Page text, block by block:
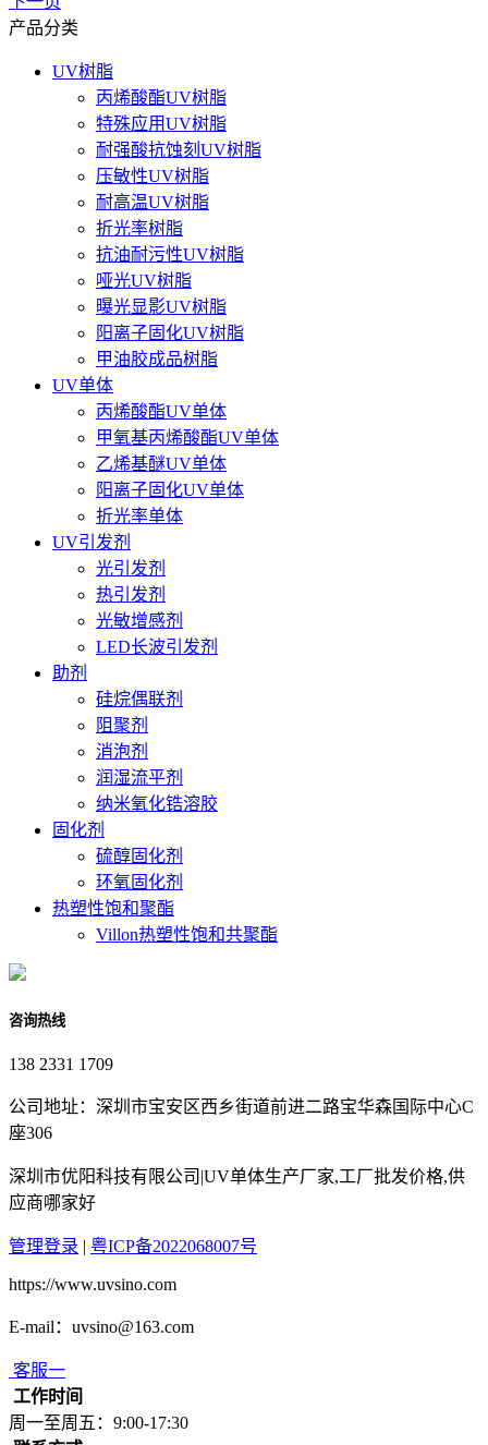
产品分类
UV树脂
丙烯酸酯UV树脂
特殊应用UV树脂
耐强酸抗蚀刻UV树脂
压敏性UV树脂
耐高温UV树脂
折光率树脂
抗油耐污性UV树脂
哑光UV树脂
曝光显影UV树脂
阳离子固化UV树脂
甲油胶成品树脂
UV单体
丙烯酸酯UV单体
甲氧基丙烯酸酯UV单体
乙烯基醚UV单体
阳离子固化UV单体
折光率单体
UV引发剂
光引发剂
热引发剂
光敏增感剂
LED长波引发剂
助剂
硅烷偶联剂
阻聚剂
消泡剂
润湿流平剂
纳米氧化锆溶胶
固化剂
硫醇固化剂
环氧固化剂
热塑性饱和聚酯
Villon热塑性饱和共聚酯
咨询热线
138 2331 1709
公司地址：深圳市宝安区西乡街道前进二路宝华森国际中心C
座306
深圳市优阳科技有限公司|UV单体生产厂家,工厂批发价格,供
应商哪家好
管理登录 | 粤ICP备2022068007号
https://www.uvsino.com
E-mail：uvsino@163.com
客服一
工作时间
周一至周五：9:00-17:30